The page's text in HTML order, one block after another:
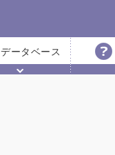
データベース